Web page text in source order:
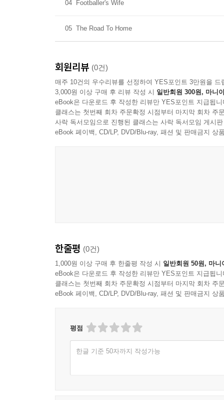
04 Footballer's Wife
05 The Road To Home
회원리뷰 (0건)
매주 10건의 우수리뷰를 선정하여 YES포인트 3만원을 드
3,000원 이상 구매 후 리뷰 작성 시 일반회원 300원, 마니
eBook은 다운로드 후 작성한 리뷰만 YES포인트 지급됩니
클래스는 첫번째 회차 주문확정 시점부터 마지막 회차 주
사락 독서모임으로 진행된 클래스는 사락 독서모임 게시
eBook 페이백, CD/LP, DVD/Blu-ray, 패션 및 판매금지 상
한줄평 (0건)
1,000원 이상 구매 후 한줄평 작성 시 일반회원 50원, 마니
eBook은 다운로드 후 작성한 리뷰만 YES포인트 지급됩니
클래스는 첫번째 회차 주문확정 시점부터 마지막 회차 주
eBook 페이백, CD/LP, DVD/Blu-ray, 패션 및 판매금지 상
평점
한글 기준 50자까지 작성가능